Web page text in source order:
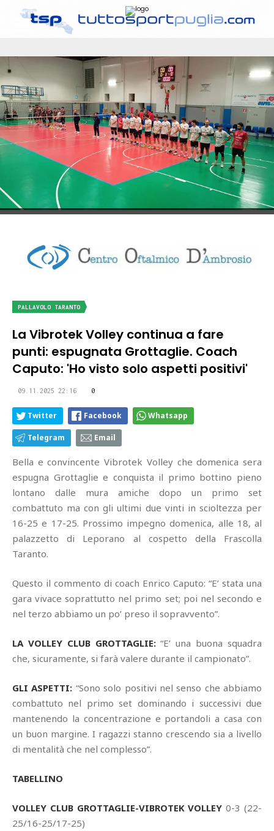
PALLAVOLO TARANTO
La Vibrotek Volley continua a fare
punti: espugnata Grottaglie. Coach
Caputo: 'Ho visto solo aspetti positivi'
09.11.2025 22:16 0
Twitter Facebook Whatsapp
Telegram Email
Bella e convincente Vibrotek Volley che domenica sera
espugna Grottaglie e conquista il primo bottino pieno
lontano dalle mura amiche dopo un primo set
combattuto ma con gli ultimi due vinti in scioltezza per
16-25 e 17-25. Prossimo impegno domenica, alle 18, al
palazzetto di Leporano al cospetto della Frascolla
Taranto.
Questo il commento di coach Enrico Caputo: “E’ stata una
gara vivace soprattutto nel primo set; poi nel secondo e
nel terzo abbiamo un po’ preso il sopravvento”.
LA VOLLEY CLUB GROTTAGLIE:“E’ una buona squadra
che, sicuramente, si farà valere durante il campionato”.
GLI ASPETTI: “Sono solo positivi nel senso che abbiamo
combattuto nel primo set dominando i successivi due
mantenendo la concentrazione e portandoli a casa con
un buon margine. I ragazzi stanno crescendo sia a livello
di mentalità che nel complesso”.
TABELLINO
VOLLEY CLUB GROTTAGLIE-VIBROTEK VOLLEY 0-3 (22-
25/16-25/17-25)